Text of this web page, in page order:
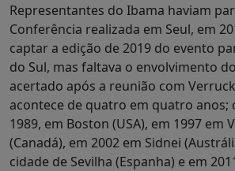
Representantes do Ibama haviam
Conferência realizada em Seul, em
captar a edição de 2019 do evento
do Sul, mas faltava o envolvimento
acertado após a reunião com
acontece de quatro em quatro anos;
1989, em Boston (USA), em 1997 em
(Canadá), em 2002 em Sidnei
cidade de Sevilha (Espanha) e em